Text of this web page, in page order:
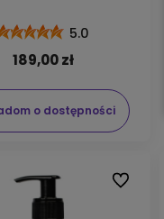
5.0
189,00 zł
o dostępności
Do